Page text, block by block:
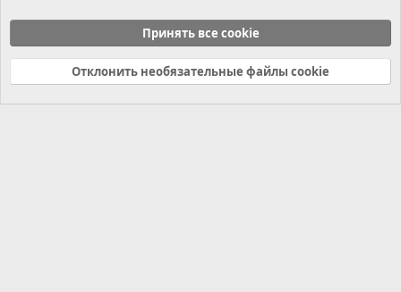
Cookies
Russian (RU)
Связь с нами
Условия и правила
Политика конфиденциальности
Справка Главная
R
Принять все cookie
Отклонить необязательные файлы cookie